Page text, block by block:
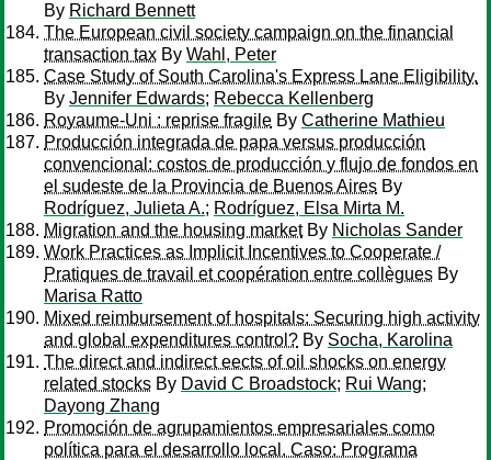
By Richard Bennett
The European civil society campaign on the financial
transaction tax By Wahl, Peter
Case Study of South Carolina's Express Lane Eligibility.
By Jennifer Edwards; Rebecca Kellenberg
Royaume-Uni : reprise fragile By Catherine Mathieu
Producción integrada de papa versus producción
convencional: costos de producción y flujo de fondos en
el sudeste de la Provincia de Buenos Aires By
Rodríguez, Julieta A.; Rodríguez, Elsa Mirta M.
Migration and the housing marketBy Nicholas Sander
Work Practices as Implicit Incentives to Cooperate /
Pratiques de travail et coopération entre collègues By
Marisa Ratto
Mixed reimbursement of hospitals: Securing high activity
and global expenditures control? By Socha, Karolina
The direct and indirect eects of oil shocks on energy
related stocks By David C Broadstock; Rui Wang;
Dayong Zhang
Promoción de agrupamientos empresariales como
política para el desarrollo local. Caso: Programa